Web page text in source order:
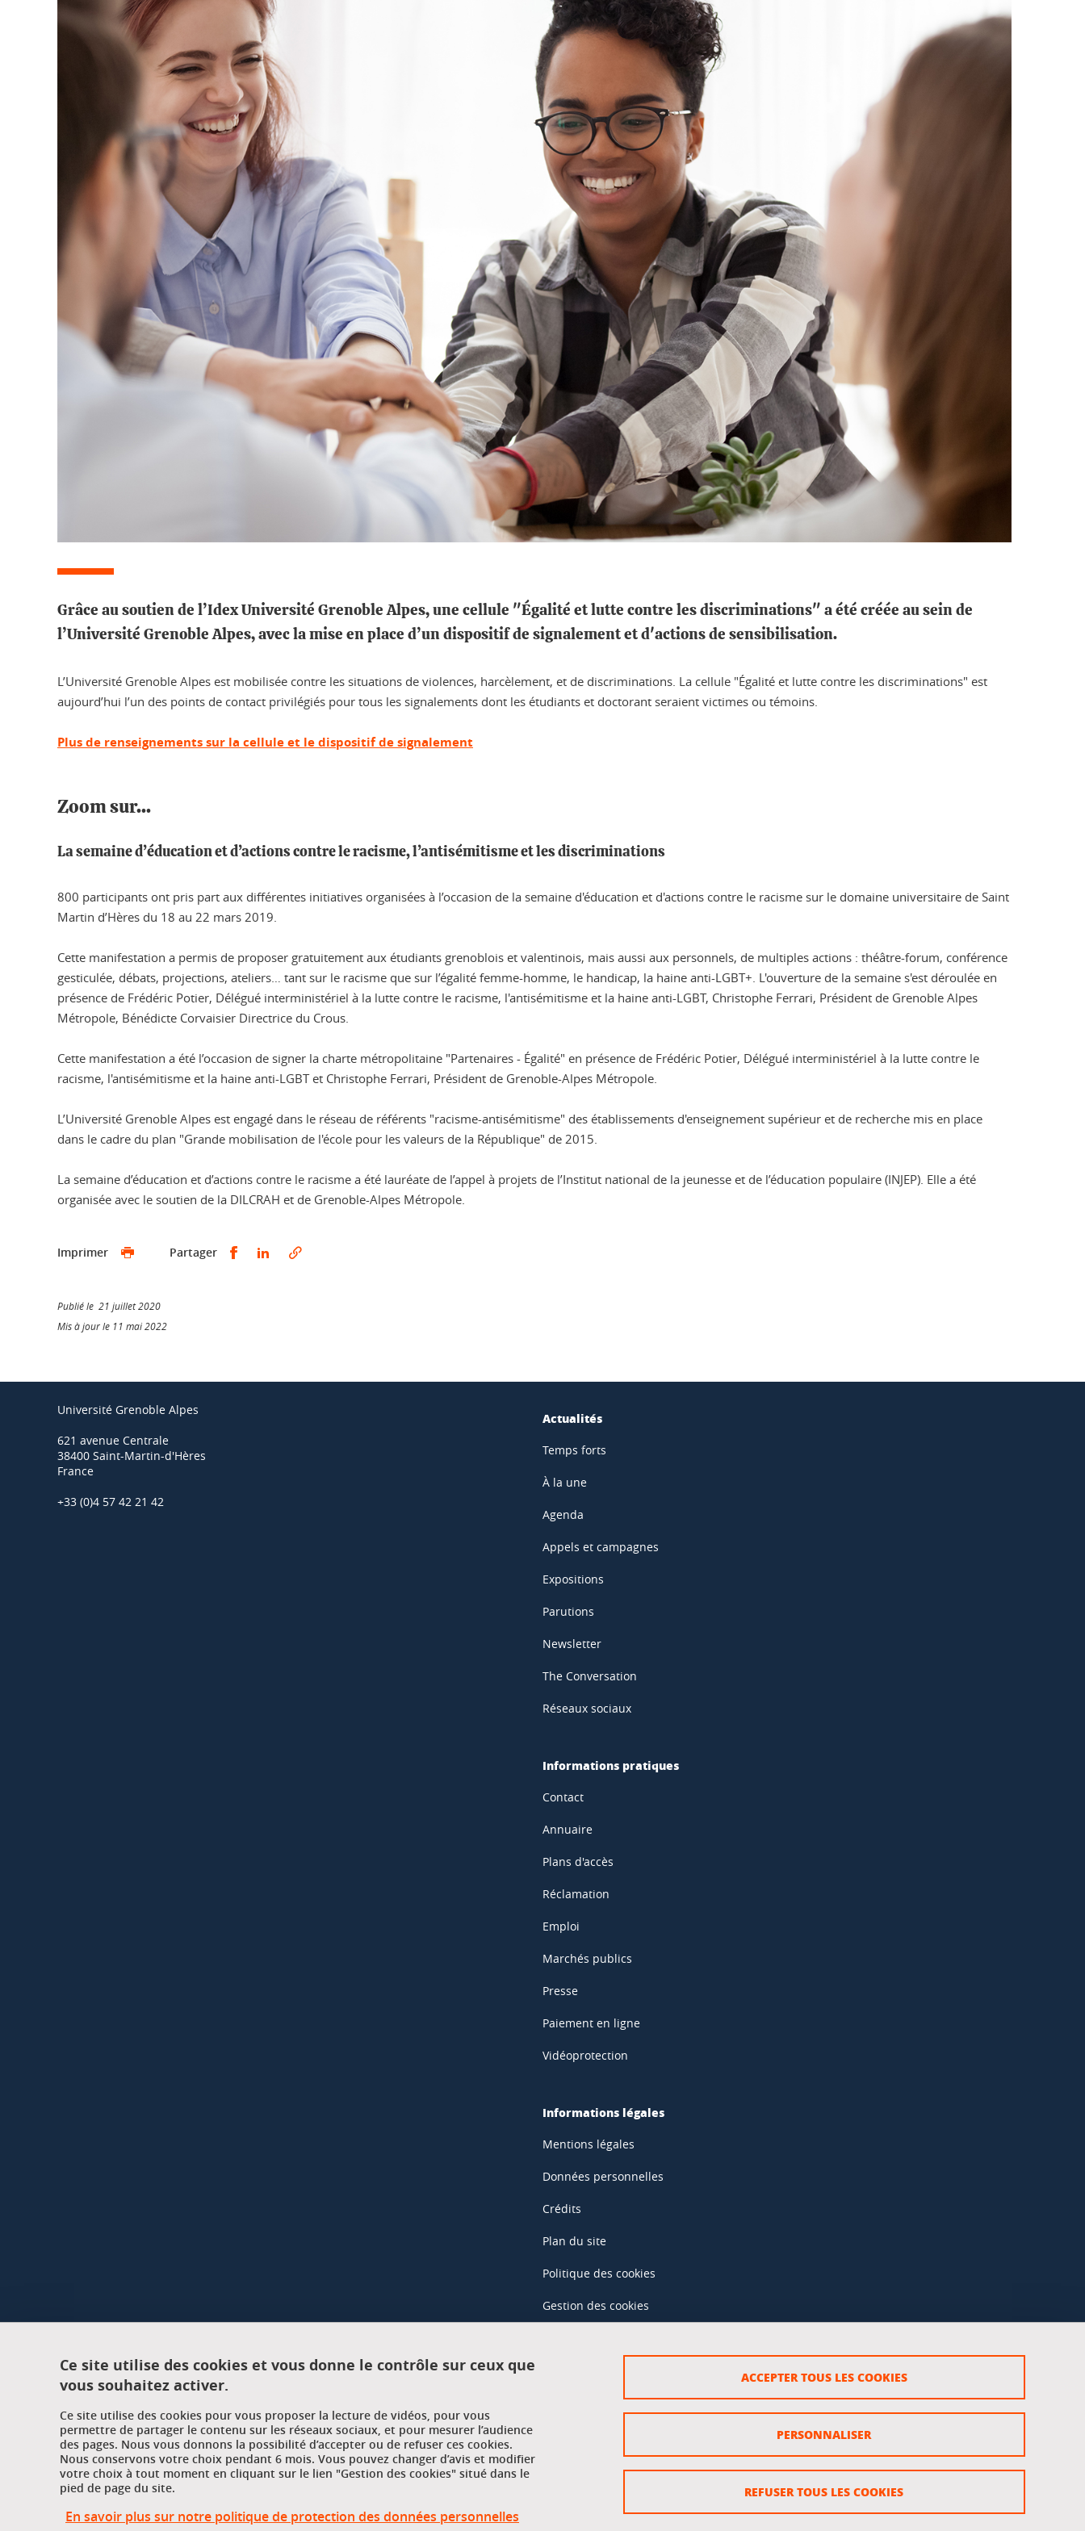
Grâce au soutien de l’Idex Université Grenoble Alpes, une cellule "Égalité et lutte contre les discriminations" a été créée au sein de
l’Université Grenoble Alpes, avec la mise en place d’un dispositif de signalement et d'actions de sensibilisation.
L’Université Grenoble Alpes est mobilisée contre les situations de violences, harcèlement, et de discriminations. La cellule "Égalité et lutte contre les discriminations" est
aujourd’hui l’un des points de contact privilégiés pour tous les signalements dont les étudiants et doctorant seraient victimes ou témoins.
Plus de renseignements sur la cellule et le dispositif de signalement
Zoom sur...
La semaine d’éducation et d’actions contre le racisme, l’antisémitisme et les discriminations
800 participants ont pris part aux différentes initiatives organisées à l’occasion de la semaine d'éducation et d'actions contre le racisme sur le domaine universitaire de Saint
Martin d’Hères du 18 au 22 mars 2019.
Cette manifestation a permis de proposer gratuitement aux étudiants grenoblois et valentinois, mais aussi aux personnels, de multiples actions : théâtre-forum, conférence
gesticulée, débats, projections, ateliers… tant sur le racisme que sur l’égalité femme-homme, le handicap, la haine anti-LGBT+. L'ouverture de la semaine s'est déroulée en
présence de Frédéric Potier, Délégué interministériel à la lutte contre le racisme, l'antisémitisme et la haine anti-LGBT, Christophe Ferrari, Président de Grenoble Alpes
Métropole, Bénédicte Corvaisier Directrice du Crous.
Cette manifestation a été l’occasion de signer la charte métropolitaine "Partenaires - Égalité" en présence de Frédéric Potier, Délégué interministériel à la lutte contre le
racisme, l'antisémitisme et la haine anti-LGBT et Christophe Ferrari, Président de Grenoble-Alpes Métropole.
L’Université Grenoble Alpes est engagé dans le réseau de référents "racisme-antisémitisme" des établissements d'enseignement supérieur et de recherche mis en place
dans le cadre du plan "Grande mobilisation de l'école pour les valeurs de la République" de 2015.
La semaine d’éducation et d’actions contre le racisme a été lauréate de l’appel à projets de l’Institut national de la jeunesse et de l’éducation populaire (INJEP). Elle a été
organisée avec le soutien de la DILCRAH et de Grenoble-Alpes Métropole.
Imprimer Partager Partager sur Facebook
Partager sur LinkedIn
Publié le 21 juillet 2020
Mis à jour le 11 mai 2022
Université Grenoble Alpes
621 avenue Centrale
38400 Saint-Martin-d'Hères
France
+33 (0)4 57 42 21 42
Actualités
Temps forts
À la une
Agenda
Appels et campagnes
Expositions
Parutions
Newsletter
The Conversation
Réseaux sociaux
Informations pratiques
Contact
Annuaire
Plans d'accès
Réclamation
Emploi
Marchés publics
Presse
Paiement en ligne
Vidéoprotection
Informations légales
Mentions légales
Données personnelles
Crédits
Plan du site
Politique des cookies
Gestion des cookies
Accès réservés
Ce site utilise des cookies et vous donne le contrôle sur ceux que
vous souhaitez activer.
Ce site utilise des cookies pour vous proposer la lecture de vidéos, pour vous
permettre de partager le contenu sur les réseaux sociaux, et pour mesurer l’audience
des pages. Nous vous donnons la possibilité d’accepter ou de refuser ces cookies.
Nous conservons votre choix pendant 6 mois. Vous pouvez changer d’avis et modifier
votre choix à tout moment en cliquant sur le lien "Gestion des cookies" situé dans le
pied de page du site.
En savoir plus sur notre politique de protection des données personnelles
ACCEPTER TOUS LES COOKIES
REFUSER TOUS LES COOKIES
PERSONNALISER